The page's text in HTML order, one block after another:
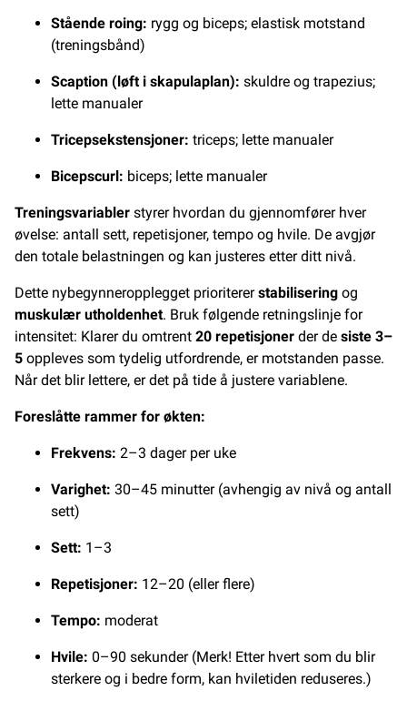
Stående roing: rygg og biceps; elastisk motstand
(treningsbånd)
Scaption (løft i skapulaplan): skuldre og trapezius;
lette manualer
Tricepsekstensjoner: triceps; lette manualer
Bicepscurl: biceps; lette manualer
Treningsvariabler styrer hvordan du gjennomfører hver
øvelse: antall sett, repetisjoner, tempo og hvile. De avgjør
den totale belastningen og kan justeres etter ditt nivå.
Dette nybegynneropplegget prioritererstabilisering og
muskulær utholdenhet. Bruk følgende retningslinje for
intensitet: Klarer du omtrent 20 repetisjoner der de siste 3–
5 oppleves som tydelig utfordrende, er motstanden passe.
Når det blir lettere, er det på tide å justere variablene.
Foreslåtte rammer for økten:
Frekvens: 2–3 dager per uke
Varighet: 30–45 minutter (avhengig av nivå og antall
sett)
Sett: 1–3
Repetisjoner: 12–20 (eller flere)
Tempo: moderat
Hvile: 0–90 sekunder (Merk! Etter hvert som du blir
sterkere og i bedre form, kan hviletiden reduseres.)